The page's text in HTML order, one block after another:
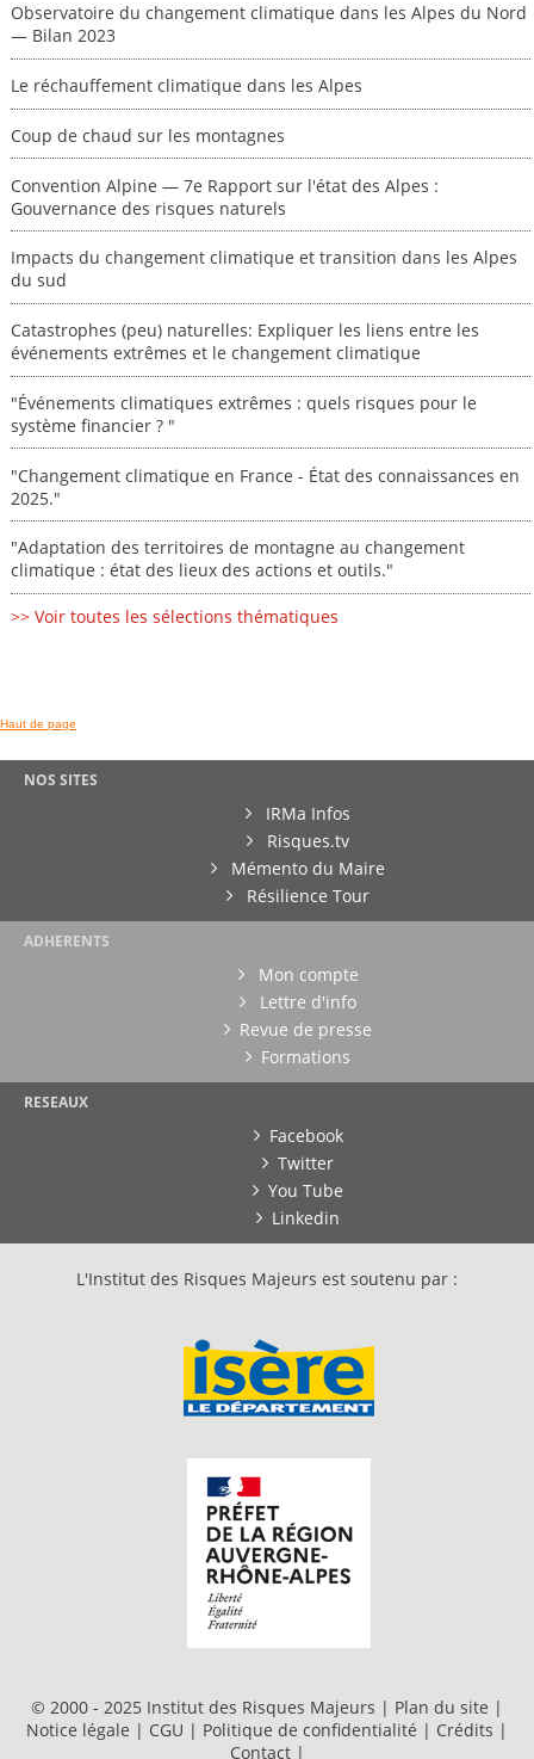
Observatoire du changement climatique dans les Alpes du Nord
— Bilan 2023
Le réchauffement climatique dans les Alpes
Coup de chaud sur les montagnes
Convention Alpine — 7e Rapport sur l'état des Alpes :
Gouvernance des risques naturels
Impacts du changement climatique et transition dans les Alpes
du sud
Catastrophes (peu) naturelles: Expliquer les liens entre les
événements extrêmes et le changement climatique
"Événements climatiques extrêmes : quels risques pour le
système financier ? "
"Changement climatique en France - État des connaissances en
2025."
"Adaptation des territoires de montagne au changement
climatique : état des lieux des actions et outils."
>> Voir toutes les sélections thématiques
Haut de page
NOS SITES
IRMa Infos
Risques.tv
Mémento du Maire
Résilience Tour
ADHERENTS
Mon compte
Lettre d'info
Revue de presse
Formations
RESEAUX
Facebook
Twitter
You Tube
Linkedin
L'Institut des Risques Majeurs est soutenu par :
© 2000 - 2025 Institut des Risques Majeurs | Plan du site |
Notice légale | CGU | Politique de confidentialité | Crédits |
Contact |